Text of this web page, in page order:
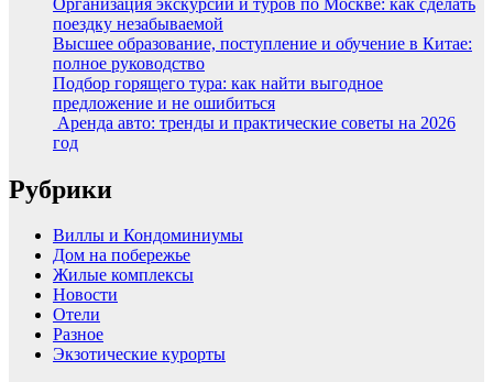
поездку незабываемой
Высшее образование, поступление и обучение в Китае:
полное руководство
Подбор горящего тура: как найти выгодное
предложение и не ошибиться
Аренда авто: тренды и практические советы на 2026
год
Рубрики
Виллы и Кондоминиумы
Дом на побережье
Жилые комплексы
Новости
Отели
Разное
Экзотические курорты